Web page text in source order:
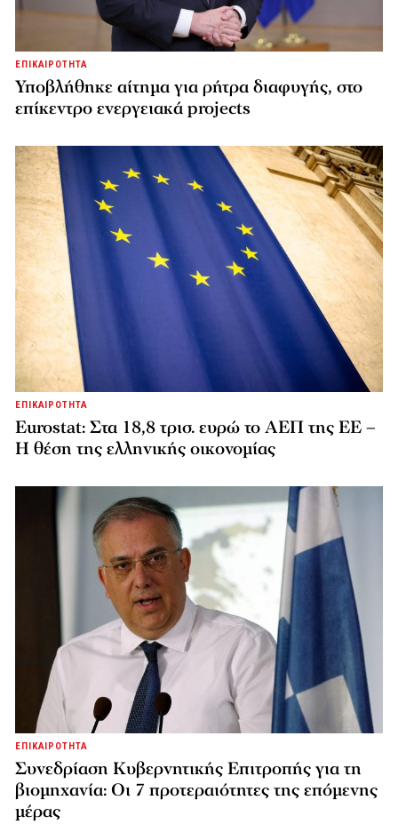
ΕΠΙΚΑΙΡΟΤΗΤΑ
Υποβλήθηκε αίτημα για ρήτρα διαφυγής, στο
επίκεντρο ενεργειακά projects
ΕΠΙΚΑΙΡΟΤΗΤΑ
Eurostat: Στα 18,8 τρισ. ευρώ το ΑΕΠ της ΕΕ –
Η θέση της ελληνικής οικονομίας
ΕΠΙΚΑΙΡΟΤΗΤΑ
Συνεδρίαση Κυβερνητικής Επιτροπής για τη
βιομηχανία: Οι 7 προτεραιότητες της επόμενης
μέρας